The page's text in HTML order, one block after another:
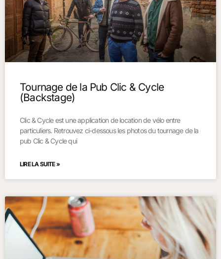
Tournage de la Pub Clic & Cycle
(Backstage)
Clic & Cycle est une application de location de vélo entre
particuliers. Retrouvez ci-dessous les photos du tournage de la
pub Clic & Cycle qui
LIRE LA SUITE »